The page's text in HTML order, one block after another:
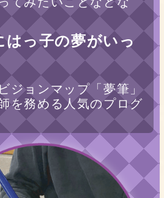
はっ子の夢がいっ
ジョンマップ「夢筆」
を務める人気のプログ